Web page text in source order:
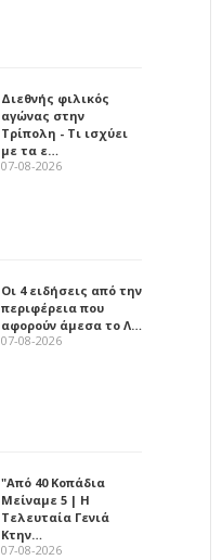
Διεθνής φιλικός
αγώνας στην
Τρίπολη - Τι ισχύει
με τα ε…
07-08-2026
Οι 4 ειδήσεις από την
περιφέρεια που
αφορούν άμεσα το Λ…
07-08-2026
"Από 40 Κοπάδια
Μείναμε 5 | Η
Τελευταία Γενιά
Κτην…
07-08-2026